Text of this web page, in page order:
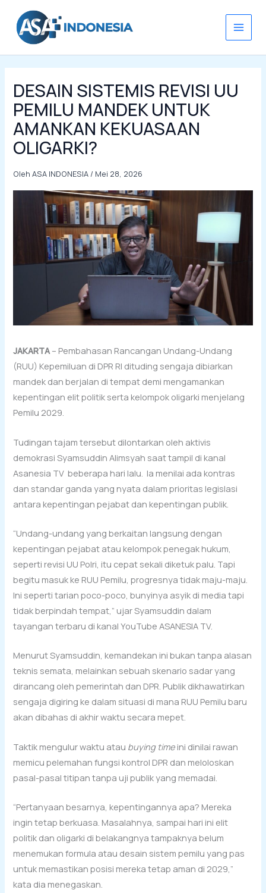
konten
DESAIN SISTEMIS REVISI UU
PEMILU MANDEK UNTUK
AMANKAN KEKUASAAN
OLIGARKI?
OlehASA INDONESIA / Mei 28, 2026
JAKARTA– Pembahasan Rancangan Undang-Undang
(RUU) Kepemiluan di DPR RI dituding sengaja dibiarkan
mandek dan berjalan di tempat demi mengamankan
kepentingan elit politik serta kelompok oligarki menjelang
Pemilu 2029.
Tudingan tajam tersebut dilontarkan oleh aktivis
demokrasi Syamsuddin Alimsyah saat tampil di kanal
Asanesia TV beberapa hari lalu. Ia menilai ada kontras
dan standar ganda yang nyata dalam prioritas legislasi
antara kepentingan pejabat dan kepentingan publik.
“Undang-undang yang berkaitan langsung dengan
kepentingan pejabat atau kelompok penegak hukum,
seperti revisi UU Polri, itu cepat sekali diketuk palu. Tapi
begitu masuk ke RUU Pemilu, progresnya tidak maju-maju.
Ini seperti tarian poco-poco, bunyinya asyik di media tapi
tidak berpindah tempat,” ujar Syamsuddin dalam
tayangan terbaru di kanal YouTube ASANESIA TV.
Menurut Syamsuddin, kemandekan ini bukan tanpa alasan
teknis semata, melainkan sebuah skenario sadar yang
dirancang oleh pemerintah dan DPR. Publik dikhawatirkan
sengaja digiring ke dalam situasi di mana RUU Pemilu baru
akan dibahas di akhir waktu secara mepet.
Taktik mengulur waktu atau buying time ini dinilai rawan
memicu pelemahan fungsi kontrol DPR dan meloloskan
pasal-pasal titipan tanpa uji publik yang memadai.
“Pertanyaan besarnya, kepentingannya apa? Mereka
ingin tetap berkuasa. Masalahnya, sampai hari ini elit
politik dan oligarki di belakangnya tampaknya belum
menemukan formula atau desain sistem pemilu yang pas
untuk memastikan posisi mereka tetap aman di 2029,”
kata dia menegaskan.